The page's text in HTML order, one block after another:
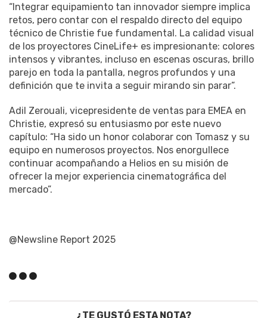
“Integrar equipamiento tan innovador siempre implica
retos, pero contar con el respaldo directo del equipo
técnico de Christie fue fundamental. La calidad visual
de los proyectores CineLife+ es impresionante: colores
intensos y vibrantes, incluso en escenas oscuras, brillo
parejo en toda la pantalla, negros profundos y una
definición que te invita a seguir mirando sin parar”.
Adil Zerouali, vicepresidente de ventas para EMEA en
Christie, expresó su entusiasmo por este nuevo
capítulo: “Ha sido un honor colaborar con Tomasz y su
equipo en numerosos proyectos. Nos enorgullece
continuar acompañando a Helios en su misión de
ofrecer la mejor experiencia cinematográfica del
mercado”.
@Newsline Report 2025
¿TE GUSTÓ ESTA NOTA?